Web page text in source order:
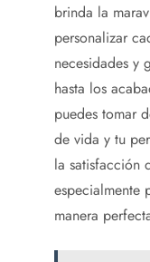
brinda la
personalizar
necesidades y
hasta los
puedes tomar
de vida y tu
la satisfacción
especialmente
manera